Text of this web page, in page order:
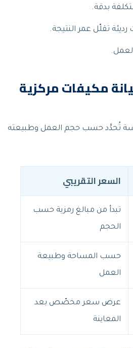
بدقة.
تقلّل عمر النتيجة.
مكيفات مركزية
تُحدَّد حسب حجم العمل وطبيعته
السعر التقريبي
تبدأ من مبالغ رمزية حسب
الحجم
حسب المساحة وطبيعة
العمل
عرض سعر مخصّص بعد
المعاينة